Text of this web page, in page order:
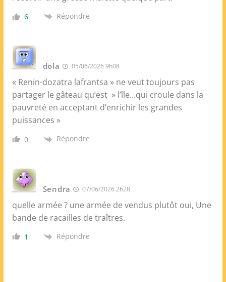
6 Répondre
dola 05/06/2026 9h08
« Renin-dozatra lafrantsa » ne veut toujours pas
partager le gâteau qu’est » l’île…qui croule dans la
pauvreté en acceptant d’enrichir les grandes
puissances »
0 Répondre
Sendra 07/06/2026 2h28
quelle armée ? une armée de vendus plutôt oui, Une
bande de racailles de traîtres.
1 Répondre